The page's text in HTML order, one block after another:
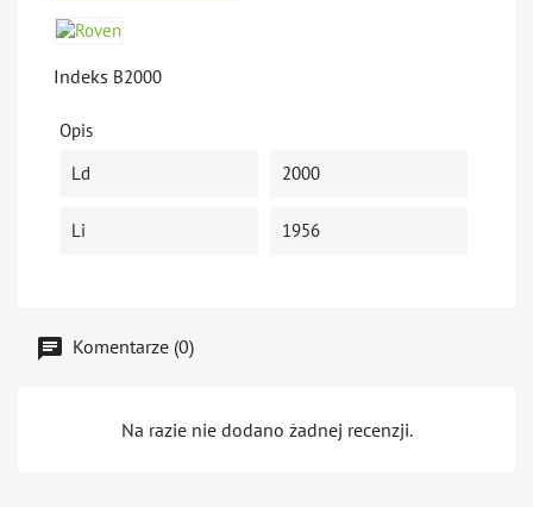
Indeks B2000
Opis
Ld
2000
Li 1956
Komentarze (0)
Na razie nie dodano żadnej recenzji.